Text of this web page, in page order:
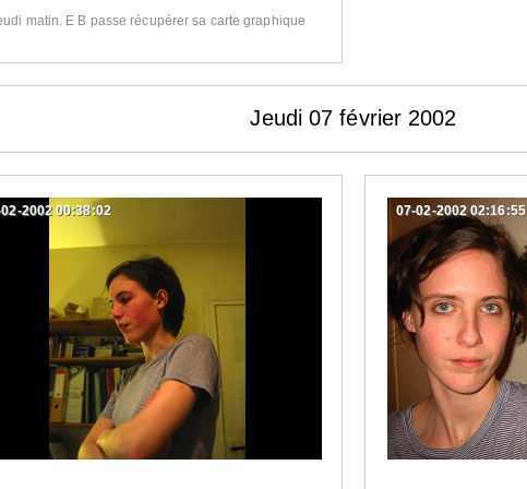
matin. E B passe récupérer sa carte graphique
Jeudi 07 février 2002
2002 00:38:02 07-02-2002 02:16:55